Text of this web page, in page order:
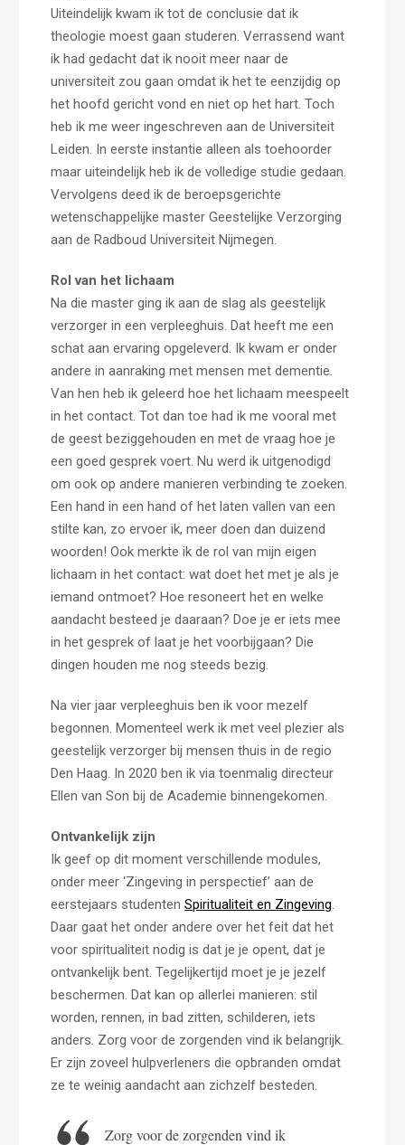
Uiteindelijk kwam ik tot de conclusie dat ik
theologie moest gaan studeren. Verrassend want
ik had gedacht dat ik nooit meer naar de
universiteit zou gaan omdat ik het te eenzijdig op
het hoofd gericht vond en niet op het hart. Toch
heb ik me weer ingeschreven aan de Universiteit
Leiden. In eerste instantie alleen als toehoorder
maar uiteindelijk heb ik de volledige studie gedaan.
Vervolgens deed ik de beroepsgerichte
wetenschappelijke master Geestelijke Verzorging
aan de Radboud Universiteit Nijmegen.
Rol van het lichaam
Na die master ging ik aan de slag als geestelijk
verzorger in een verpleeghuis. Dat heeft me een
schat aan ervaring opgeleverd. Ik kwam er onder
andere in aanraking met mensen met dementie.
Van hen heb ik geleerd hoe het lichaam meespeelt
in het contact. Tot dan toe had ik me vooral met
de geest beziggehouden en met de vraag hoe je
een goed gesprek voert. Nu werd ik uitgenodigd
om ook op andere manieren verbinding te zoeken.
Een hand in een hand of het laten vallen van een
stilte kan, zo ervoer ik, meer doen dan duizend
woorden! Ook merkte ik de rol van mijn eigen
lichaam in het contact: wat doet het met je als je
iemand ontmoet? Hoe resoneert het en welke
aandacht besteed je daaraan? Doe je er iets mee
in het gesprek of laat je het voorbijgaan? Die
dingen houden me nog steeds bezig.
Na vier jaar verpleeghuis ben ik voor mezelf
begonnen. Momenteel werk ik met veel plezier als
geestelijk verzorger bij mensen thuis in de regio
Den Haag. In 2020 ben ik via toenmalig directeur
Ellen van Son bij de Academie binnengekomen.
Ontvankelijk zijn
Ik geef op dit moment verschillende modules,
onder meer ‘Zingeving in perspectief’ aan de
eerstejaars studentenSpiritualiteit en Zingeving.
Daar gaat het onder andere over het feit dat het
voor spiritualiteit nodig is dat je je opent, dat je
ontvankelijk bent. Tegelijkertijd moet je je jezelf
beschermen. Dat kan op allerlei manieren: stil
worden, rennen, in bad zitten, schilderen, iets
anders. Zorg voor de zorgenden vind ik belangrijk.
Er zijn zoveel hulpverleners die opbranden omdat
ze te weinig aandacht aan zichzelf besteden.
Zorg voor de zorgenden vind ik